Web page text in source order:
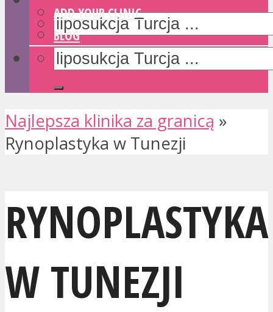
ADD YOUR CLINIC
BLOG
Najlepsza klinika za granicą »
Rynoplastyka w Tunezji
RYNOPLASTYKA
W TUNEZJI